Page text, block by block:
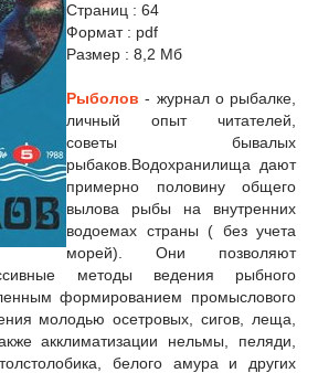
Страниц : 64
Формат : pdf
Размер : 8,2 Мб
Рыболов - журнал о рыбалке,
личный опыт читателей,
советы бывалых
рыбаков. Водохранилища дают
примерно половину общего
вылова рыбы на внутренних
водоемах страны ( без учета
морей). Они позволяют
методы ведения рыбного
формированием промыслового
молодью осетровых, сигов, леща,
акклиматизации нельмы, пеляди,
белого амура и других